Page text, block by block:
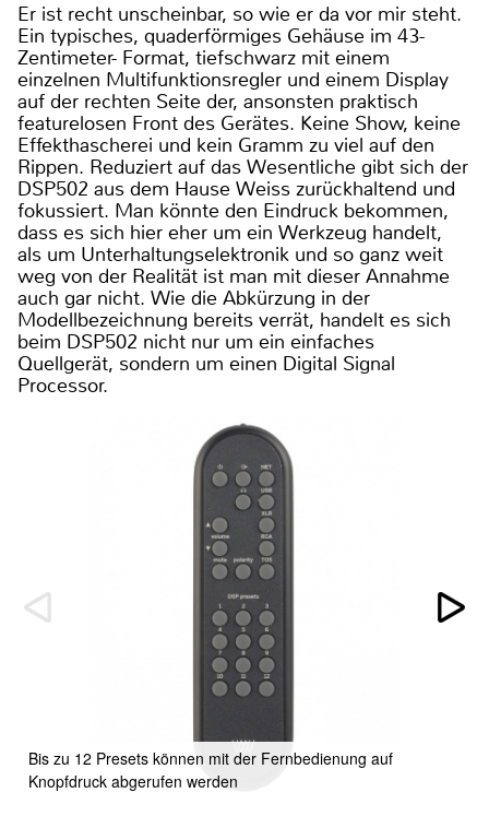
Er ist recht unscheinbar, so wie er da vor mir steht.
Ein typisches, quaderförmiges Gehäuse im 43-
Zentimeter- Format, tiefschwarz mit einem
einzelnen Multifunktionsregler und einem Display
auf der rechten Seite der, ansonsten praktisch
featurelosen Front des Gerätes. Keine Show, keine
Effekthascherei und kein Gramm zu viel auf den
Rippen. Reduziert auf das Wesentliche gibt sich der
DSP502 aus dem Hause Weiss zurückhaltend und
fokussiert. Man könnte den Eindruck bekommen,
dass es sich hier eher um ein Werkzeug handelt,
als um Unterhaltungselektronik und so ganz weit
weg von der Realität ist man mit dieser Annahme
auch gar nicht. Wie die Abkürzung in der
Modellbezeichnung bereits verrät, handelt es sich
beim DSP502 nicht nur um ein einfaches
Quellgerät, sondern um einen Digital Signal
Processor.
Bis zu 12 Presets können mit der Fernbedienung auf
Knopfdruck abgerufen werden